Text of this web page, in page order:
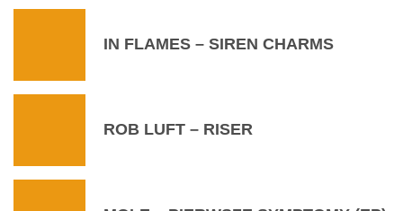
IN FLAMES – SIREN CHARMS
ROB LUFT – RISER